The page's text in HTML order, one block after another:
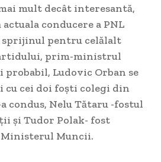
mult decât interesantă,
conducere a PNL
sprijinul pentru celălalt
prim-ministrul
probabil, Ludovic Orban se
cu cei doi foști colegi din
condus, Nelu Tătaru -fostul
și Tudor Polak- fost
Muncii.